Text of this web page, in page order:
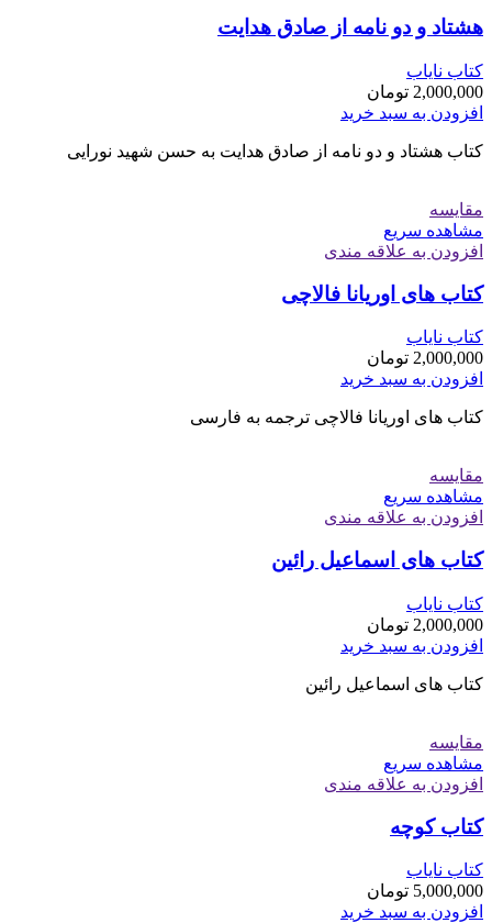
هشتاد و دو نامه از صادق هدایت
کتاب نایاب
2,000,000 تومان
افزودن به سبد خرید
کتاب هشتاد و دو نامه از صادق هدایت به حسن شهید نورایی
مقایسه
مشاهده سریع
افزودن به علاقه مندی
کتاب های اوریانا فالاچی
کتاب نایاب
2,000,000 تومان
افزودن به سبد خرید
کتاب های اوریانا فالاچی ترجمه به فارسی
مقایسه
مشاهده سریع
افزودن به علاقه مندی
کتاب های اسماعیل رائین
کتاب نایاب
2,000,000 تومان
افزودن به سبد خرید
کتاب های اسماعیل رائین
مقایسه
مشاهده سریع
افزودن به علاقه مندی
کتاب کوچه
کتاب نایاب
5,000,000 تومان
افزودن به سبد خرید